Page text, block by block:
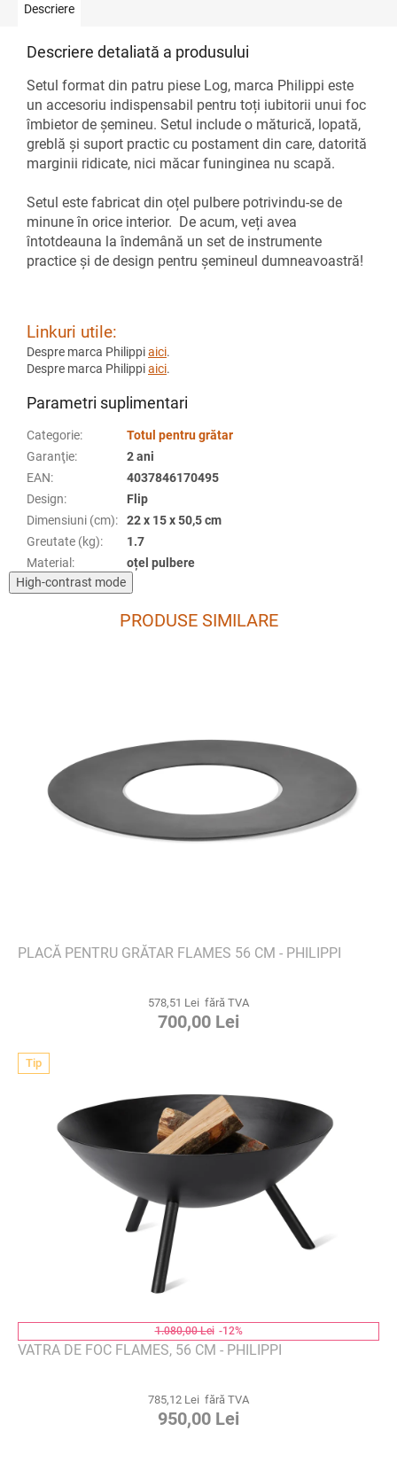
Descriere
Descriere detaliată a produsului
Setul format din patru piese Log, marca Philippi este
un accesoriu indispensabil pentru toți iubitorii unui foc
îmbietor de șemineu. Setul include o măturică, lopată,
greblă și suport practic cu postament din care, datorită
marginii ridicate, nici măcar funinginea nu scapă.
Setul este fabricat din oțel pulbere potrivindu-se de
minune în orice interior. De acum, veți avea
întotdeauna la îndemână un set de instrumente
practice și de design pentru șemineul dumneavoastră!
Linkuri utile:
Despre marca Philippiaici.
Despre marca Philippiaici.
Parametri suplimentari
Categorie:
Totul pentru grătar
Garanţie:
2 ani
EAN:
4037846170495
Design:
Flip
Dimensiuni (cm):
22 x 15 x 50,5 cm
Greutate (kg):
1.7
Material :
oțel pulbere
High-contrast mode
PRODUSE SIMILARE
PLACĂ PENTRU GRĂTAR FLAMES 56 CM - PHILIPPI
578,51 Lei fără TVA
700,00 Lei
Tip
1.080,00 Lei -12%
VATRA DE FOC FLAMES, 56 CM - PHILIPPI
785,12 Lei fără TVA
950,00 Lei